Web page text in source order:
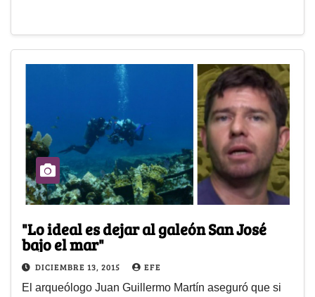
"Lo ideal es dejar al galeón San José
bajo el mar"
DICIEMBRE 13, 2015 EFE
El arqueólogo Juan Guillermo Martín aseguró que si